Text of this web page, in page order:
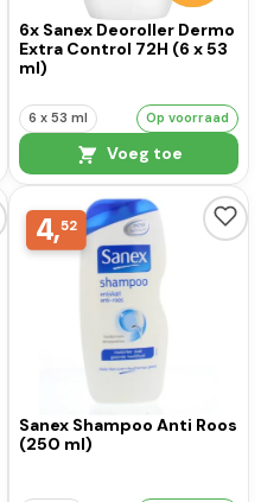
6x Sanex Deoroller Dermo
Extra Control 72H (6 x 53
ml)
6 x 53 ml Op voorraad
Voeg toe
4,52
Sanex Shampoo Anti Roos
(250 ml)